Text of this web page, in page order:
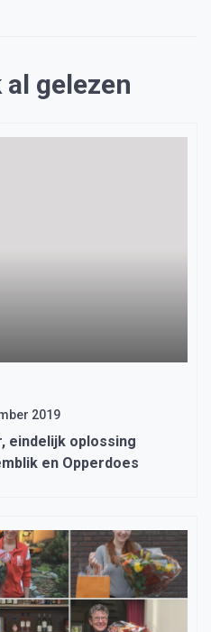
gelezen
2019
eindelijk oplossing
en Opperdoes